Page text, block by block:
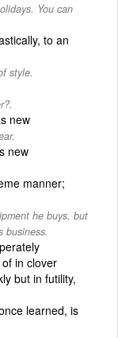
You can
to an
style.
new
new
manner;
he buys, but
business.
in clover
but in futility,
learned, is